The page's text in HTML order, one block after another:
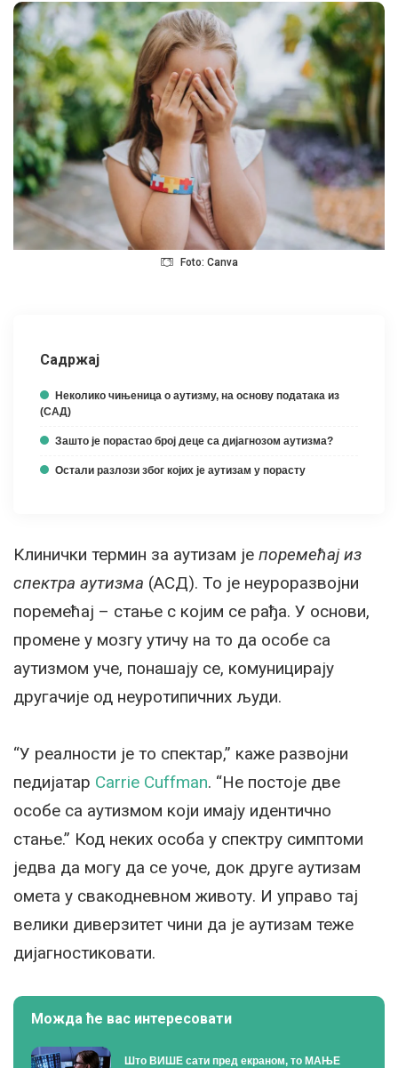
Foto: Canva
Садржај
Неколико чињеница о аутизму, на основу података из
(САД)
Зашто је порастао број деце са дијагнозом аутизма?
Остали разлози због којих је аутизам у порасту
Клинички термин за аутизам је поремећај из
спектра аутизма (АСД). То је неуроразвојни
поремећај – стање с којим се рађа. У основи,
промене у мозгу утичу на то да особе са
аутизмом уче, понашају се, комуницирају
другачије од неуротипичних људи.
“У реалности је то спектар,” каже развојни
педијатар Carrie Cuffman. “Не постоје две
особе са аутизмом који имају идентично
стање.” Код неких особа у спектру симптоми
једва да могу да се уоче, док друге аутизам
омета у свакодневном животу. И управо тај
велики диверзитет чини да је аутизам теже
дијагностиковати.
Можда ће вас интересовати
Што ВИШЕ сати пред екраном, то МАЊЕ